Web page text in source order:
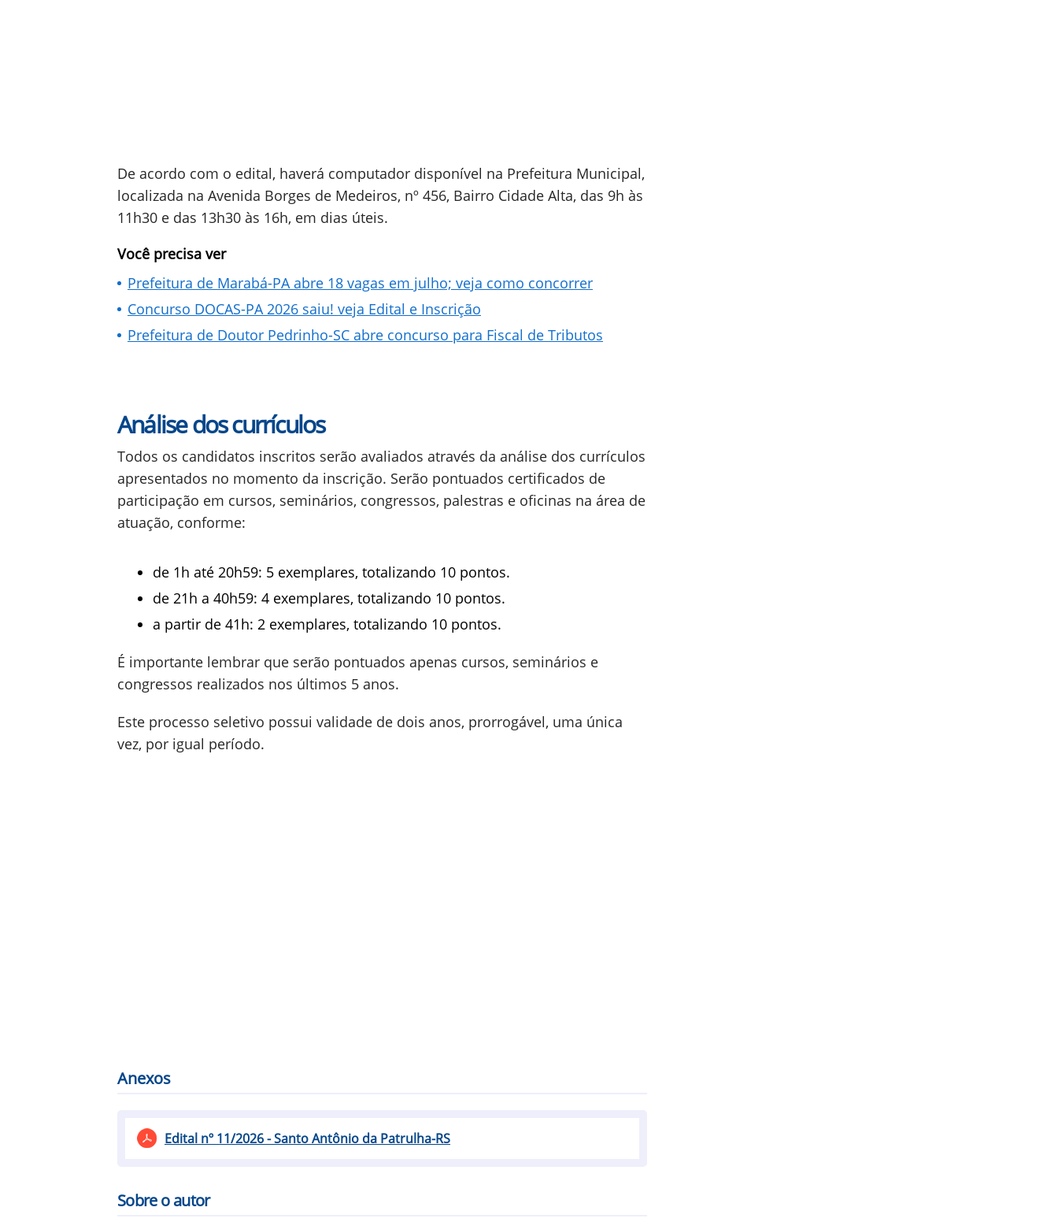
De acordo com o edital, haverá computador disponível na Prefeitura Municipal,
localizada na Avenida Borges de Medeiros, nº 456, Bairro Cidade Alta, das 9h às
11h30 e das 13h30 às 16h, em dias úteis.
Você precisa ver
Prefeitura de Marabá-PA abre 18 vagas em julho; veja como concorrer
Concurso DOCAS-PA 2026 saiu! veja Edital e Inscrição
Prefeitura de Doutor Pedrinho-SC abre concurso para Fiscal de Tributos
Análise dos currículos
Todos os candidatos inscritos serão avaliados através da análise dos currículos
apresentados no momento da inscrição. Serão pontuados certificados de
participação em cursos, seminários, congressos, palestras e oficinas na área de
atuação, conforme:
de 1h até 20h59: 5 exemplares, totalizando 10 pontos.
de 21h a 40h59: 4 exemplares, totalizando 10 pontos.
a partir de 41h: 2 exemplares, totalizando 10 pontos.
É importante lembrar que serão pontuados apenas cursos, seminários e
congressos realizados nos últimos 5 anos.
Este processo seletivo possui validade de dois anos, prorrogável, uma única
vez, por igual período.
Anexos
Edital nº 11/2026 - Santo Antônio da Patrulha-RS
Sobre o autor